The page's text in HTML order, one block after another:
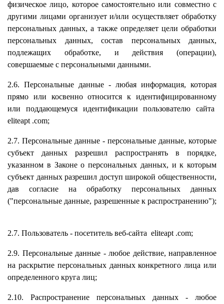
физическое лицо, которое самостоятельно или совместно с
другими лицами организует и/или осуществляет обработку
персональных данных, а также определяет цели обработки
персональных данных, состав персональных данных,
подлежащих обработке, и действия (операции),
совершаемые с персональными данными.
2.6. Персональные данные - любая информация, которая
прямо или косвенно относится к идентифицированному
или поддающемуся идентификации пользователю сайта
eliteapt .com;
2.7. Персональные данные - персональные данные, которые
субъект данных разрешил распространять в порядке,
указанном в Законе о персональных данных, и к которым
субъект данных разрешил доступ широкой общественности,
дав согласие на обработку персональных данных
("персональные данные, разрешенные к распространению");
2.7. Пользователь - посетитель веб-сайта eliteapt .com;
2.9. Персональные данные - любое действие, направленное
на раскрытие персональных данных конкретного лица или
определенного круга лиц;
2.10. Распространение персональных данных - любое